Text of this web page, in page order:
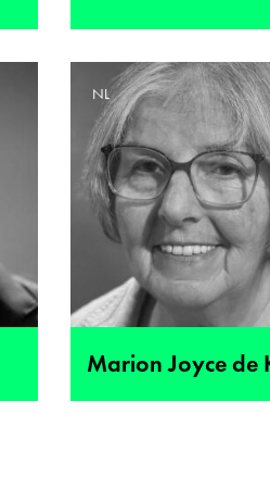
Marion Joyce de
NL